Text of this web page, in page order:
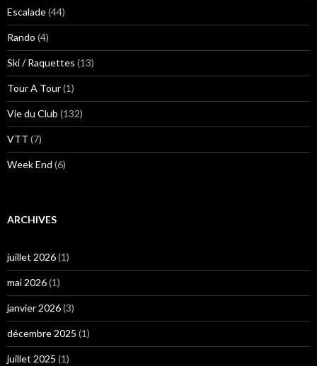
Escalade(44)
Rando (4)
Ski / Raquettes (13)
Tour A Tour(1)
Vie du Club (132)
VTT (7)
Week End (6)
ARCHIVES
juillet 2026(1)
mai 2026(1)
janvier 2026(3)
décembre 2025 (1)
juillet 2025 (1)